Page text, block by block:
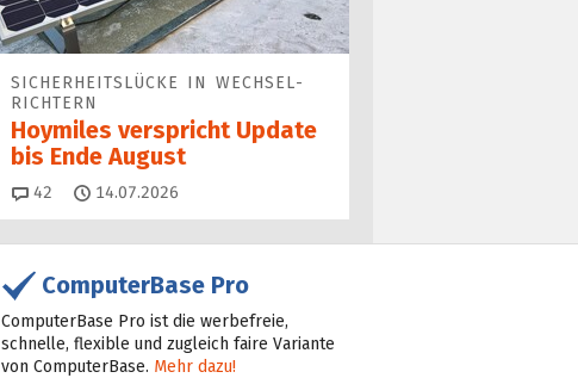
SICHERHEITS­LÜCKE IN WECHSEL­
RICHTERN
Hoymiles verspricht Update
bis Ende August
42 Kommentare
14.07.2026
ComputerBase Pro
ComputerBase Pro ist die werbefreie,
schnelle, flexible und zugleich faire Variante
von ComputerBase. Mehr dazu!